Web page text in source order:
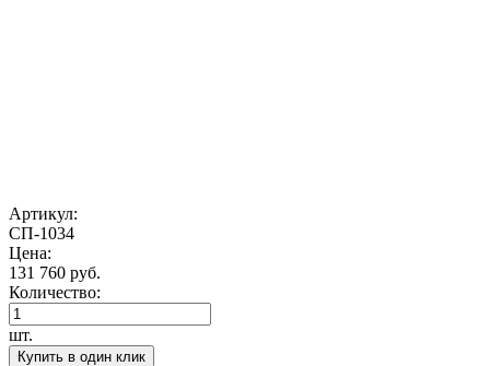
Артикул:
СП-1034
Цена:
131 760 руб.
Количество:
шт.
Купить в один клик